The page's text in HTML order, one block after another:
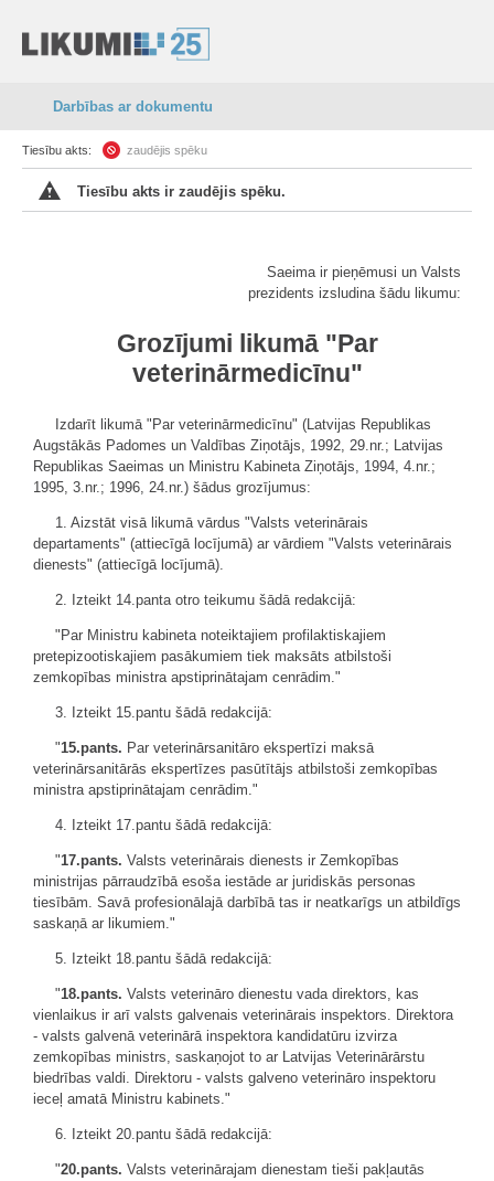
Darbības ar dokumentu
Tiesību akts: zaudējis spēku
Tiesību akts ir zaudējis spēku.
Saeima ir pieņēmusi un Valsts
prezidents izsludina šādu likumu:
Grozījumi likumā "Par
veterinārmedicīnu"
Izdarīt likumā "Par veterinārmedicīnu" (Latvijas Republikas
Augstākās Padomes un Valdības Ziņotājs, 1992, 29.nr.; Latvijas
Republikas Saeimas un Ministru Kabineta Ziņotājs, 1994, 4.nr.;
1995, 3.nr.; 1996, 24.nr.) šādus grozījumus:
1. Aizstāt visā likumā vārdus "Valsts veterinārais
departaments" (attiecīgā locījumā) ar vārdiem "Valsts veterinārais
dienests" (attiecīgā locījumā).
2. Izteikt 14.panta otro teikumu šādā redakcijā:
"Par Ministru kabineta noteiktajiem profilaktiskajiem
pretepizootiskajiem pasākumiem tiek maksāts atbilstoši
zemkopības ministra apstiprinātajam cenrādim."
3. Izteikt 15.pantu šādā redakcijā:
"15.pants. Par veterinārsanitāro ekspertīzi maksā
veterinārsanitārās ekspertīzes pasūtītājs atbilstoši zemkopības
ministra apstiprinātajam cenrādim."
4. Izteikt 17.pantu šādā redakcijā:
"17.pants. Valsts veterinārais dienests ir Zemkopības
ministrijas pārraudzībā esoša iestāde ar juridiskās personas
tiesībām. Savā profesionālajā darbībā tas ir neatkarīgs un atbildīgs
saskaņā ar likumiem."
5. Izteikt 18.pantu šādā redakcijā:
"18.pants. Valsts veterināro dienestu vada direktors, kas
vienlaikus ir arī valsts galvenais veterinārais inspektors. Direktora
- valsts galvenā veterinārā inspektora kandidatūru izvirza
zemkopības ministrs, saskaņojot to ar Latvijas Veterinārārstu
biedrības valdi. Direktoru - valsts galveno veterināro inspektoru
ieceļ amatā Ministru kabinets."
6. Izteikt 20.pantu šādā redakcijā:
"20.pants. Valsts veterinārajam dienestam tieši pakļautās